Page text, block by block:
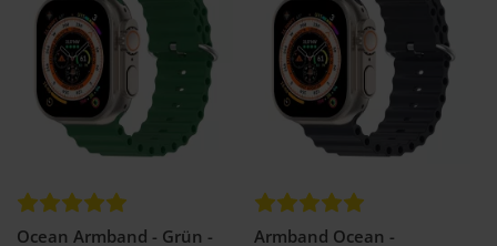
Ocean Armband - Grün -
Armband Ocean -